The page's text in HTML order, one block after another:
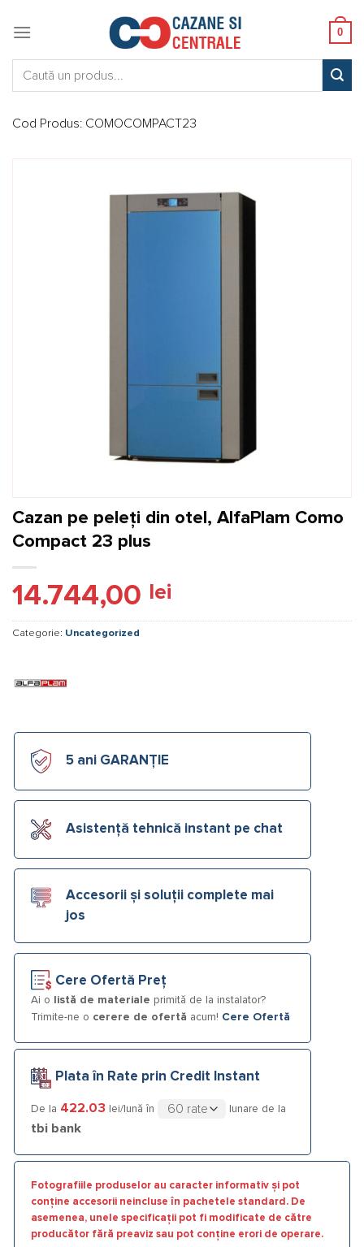
0
Cod Produs: COMOCOMPACT23
Cazan pe peleți din otel, AlfaPlam Como
Compact 23 plus
14.744,00 lei
Categorie: Uncategorized
5 ani GARANȚIE
Asistență tehnică instant pe chat
Accesorii și soluții complete mai
jos
Cere Ofertă Preț
Ai o listă de materiale primită de la instalator?
Trimite-ne o cerere de ofertă acum! Cere Ofertă
Plata în Rate prin Credit Instant
De la 422.03 lei/lună în lunare de la
tbi bank
Fotografiile produselor au caracter informativ și pot
conține accesorii neincluse în pachetele standard. De
asemenea, unele specificații pot fi modificate de către
producător fără preaviz sau pot conține erori de operare.